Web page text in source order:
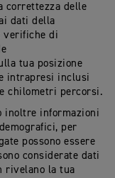
correttezza delle
dati della
verifiche di
tua posizione
intrapresi inclusi
chilometri percorsi.
inoltre informazioni
per
possono essere
considerate dati
rivelano la tua